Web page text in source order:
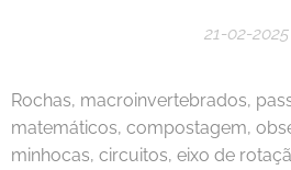
21-02-2025
Rochas, macroinvertebrados,
matemáticos, compostagem,
minhocas, circuitos, eixo de